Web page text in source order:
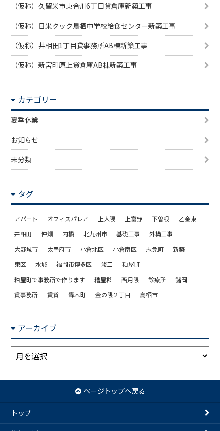
（仮称）久留米市東合川6丁目貸倉庫新築工事
（仮称）日米クック鳥栖中学校給食センター新築工事
（仮称）井相田1丁目貸事務所AB棟新築工事
（仮称）新宮町原上貸倉庫AB棟新築工事
カテゴリー
夏季休業
お知らせ
未分類
タグ
アパート オフィスパレア 上大隈 上富野 下曽根
乙金東
井相田
仲畑 内橋 北九州市 基礎工事
外構工事
大野城市
太宰府市 小倉北区 小倉南区 志免町
新築
東区
水城 福岡市博多区 竣工
粕屋町
粕屋町で事務所で作ります
糟屋郡 西月隈 診療所
諸岡
貸事務所
賃貸 轟木町 金の隈２丁目 鳥栖市
アーカイブ
ア
ー
ブ
ページトップへ戻る
トップ